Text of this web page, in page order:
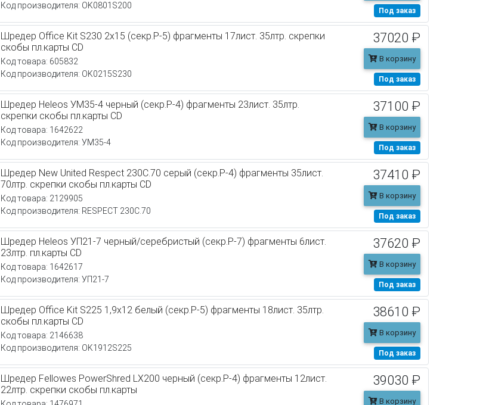
Код производителя: OK0801S200
Под заказ
Шредер Office Kit S230 2x15 (секр.P-5) фрагменты 17лист. 35лтр. скрепки
скобы пл.карты CD
Код товара: 605832
Код производителя: OK0215S230
37020 ₽
В корзину
Под заказ
Шредер Heleos УМ35-4 черный (секр.P-4) фрагменты 23лист. 35лтр.
скрепки скобы пл.карты CD
Код товара: 1642622
Код производителя: УМ35-4
37100 ₽
В корзину
Под заказ
Шредер New United Respect 230C.70 серый (секр.P-4) фрагменты 35лист.
70лтр. скрепки скобы пл.карты CD
Код товара: 2129905
Код производителя: RESPECT 230C.70
37410 ₽
В корзину
Под заказ
Шредер Heleos УП21-7 черный/серебристый (секр.P-7) фрагменты 6лист.
23лтр. пл.карты CD
Код товара: 1642617
Код производителя: УП21-7
37620 ₽
В корзину
Под заказ
Шредер Office Kit S225 1,9х12 белый (секр.P-5) фрагменты 18лист. 35лтр.
скобы пл.карты CD
Код товара: 2146638
Код производителя: OK1912S225
38610 ₽
В корзину
Под заказ
Шредер Fellowes PowerShred LX200 черный (секр.P-4) фрагменты 12лист.
22лтр. скрепки скобы пл.карты
39030 ₽
В корзину